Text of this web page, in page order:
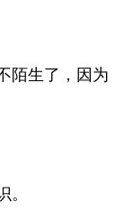
陌生了，因为